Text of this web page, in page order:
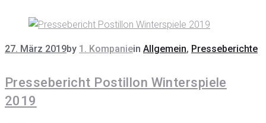
27. März 2019by 1. Kompaniein Allgemein, Presseberichte
Pressebericht Postillon Winterspiele
2019